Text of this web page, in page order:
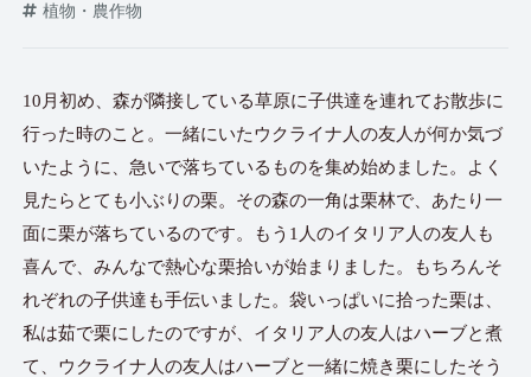
植物・農作物
10月初め、森が隣接している草原に子供達を連れてお散歩に
行った時のこと。一緒にいたウクライナ人の友人が何か気づ
いたように、急いで落ちているものを集め始めました。よく
見たらとても小ぶりの栗。その森の一角は栗林で、あたり一
面に栗が落ちているのです。もう1人のイタリア人の友人も
喜んで、みんなで熱心な栗拾いが始まりました。もちろんそ
れぞれの子供達も手伝いました。袋いっぱいに拾った栗は、
私は茹で栗にしたのですが、イタリア人の友人はハーブと煮
て、ウクライナ人の友人はハーブと一緒に焼き栗にしたそう